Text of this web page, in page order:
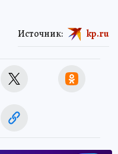
Источник: kp.ru